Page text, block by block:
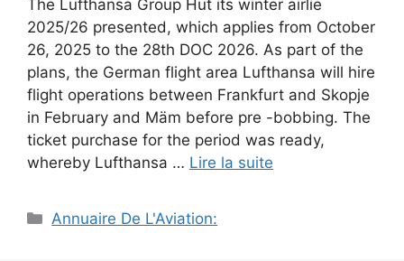
The Lufthansa Group Hut its winter airlie
2025/26 presented, which applies from October
26, 2025 to the 28th DOC 2026. As part of the
plans, the German flight area Lufthansa will hire
flight operations between Frankfurt and Skopje
in February and Mäm before pre -bobbing. The
ticket purchase for the period was ready,
whereby Lufthansa … Lire la suite
Catégories
Annuaire De L'Aviation: